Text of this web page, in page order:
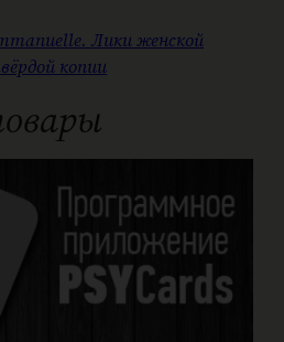
Лики женской
копии